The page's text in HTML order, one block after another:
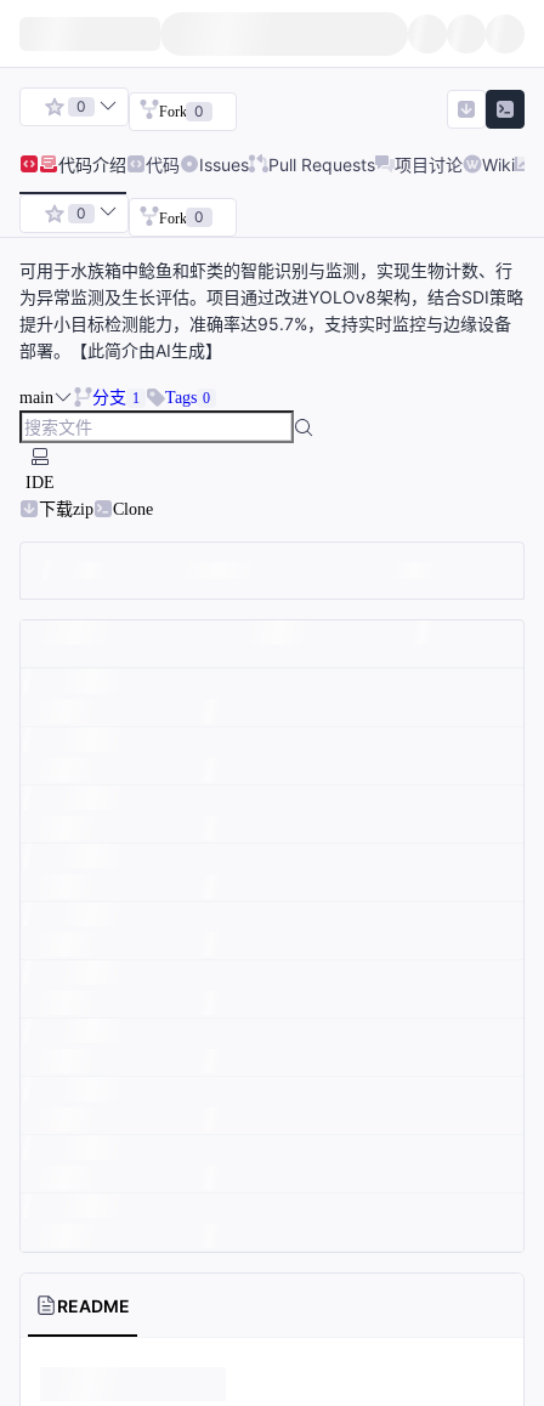
0 Fork 0
代码介绍 代码 Issues Pull Requests 项目讨论 Wiki
0 Fork 0
可用于水族箱中鲶鱼和虾类的智能识别与监测，实现生物计数、行
为异常监测及生长评估。项目通过改进YOLOv8架构，结合SDI策略
提升小目标检测能力，准确率达95.7%，支持实时监控与边缘设备
部署。【此简介由AI生成】
main 分支 1 Tags 0
IDE
下载zip
Clone
README